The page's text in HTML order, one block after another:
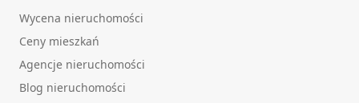
Wycena nieruchomości
Ceny mieszkań
Agencje nieruchomości
Blog nieruchomości